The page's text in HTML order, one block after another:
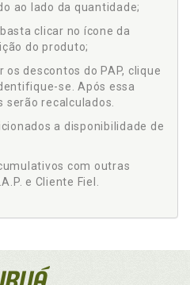
ao lado da quantidade;
clicar no ícone da
do produto;
descontos do PAP, clique
se. Após essa
recalculados.
a disponibilidade de
com outras
e Cliente Fiel.